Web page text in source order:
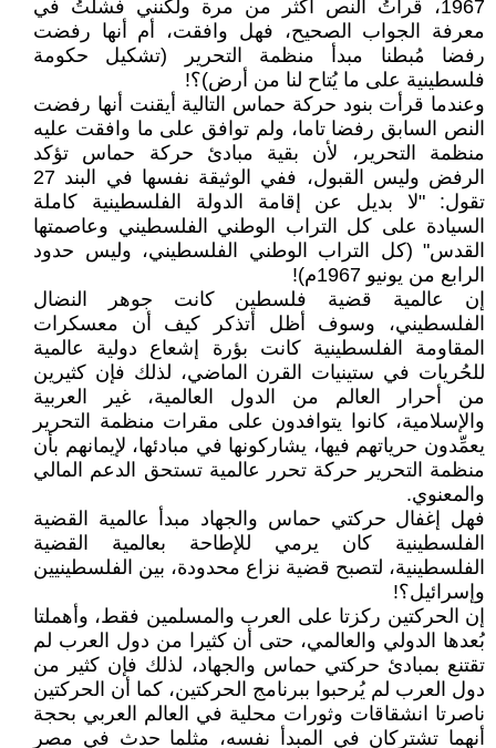
1967، قرأتُ النص أكثر من مرة ولكنني فشلتُ في
معرفة الجواب الصحيح، فهل وافقت، أم أنها رفضت
رفضا مُبطنا مبدأ منظمة التحرير (تشكيل حكومة
فلسطينية على ما يُتاح لنا من أرض)؟!
وعندما قرأت بنود حركة حماس التالية أيقنت أنها رفضت
النص السابق رفضا تاما، ولم توافق على ما وافقت عليه
منظمة التحرير، لأن بقية مبادئ حركة حماس تؤكد
الرفض وليس القبول، ففي الوثيقة نفسها في البند 27
تقول: "لا بديل عن إقامة الدولة الفلسطينية كاملة
السيادة على كل التراب الوطني الفلسطيني وعاصمتها
القدس" (كل التراب الوطني الفلسطيني، وليس حدود
الرابع من يونيو 1967م)!
إن عالمية قضية فلسطين كانت جوهر النضال
الفلسطيني، وسوف أظل أتذكر كيف أن معسكرات
المقاومة الفلسطينية كانت بؤرة إشعاع دولية عالمية
للحُريات في ستينيات القرن الماضي، لذلك فإن كثيرين
من أحرار العالم من الدول العالمية، غير العربية
والإسلامية، كانوا يتوافدون على مقرات منظمة التحرير
يعمِّدون حرياتهم فيها، يشاركونها في مبادئها، لإيمانهم بأن
منظمة التحرير حركة تحرر عالمية تستحق الدعم المالي
والمعنوي.
فهل إغفال حركتي حماس والجهاد مبدأ عالمية القضية
الفلسطينية كان يرمي للإطاحة بعالمية القضية
الفلسطينية، لتصبح قضية نزاع محدودة، بين الفلسطينيين
وإسرائيل؟!
إن الحركتين ركزتا على العرب والمسلمين فقط، وأهملتا
بُعدها الدولي والعالمي، حتى أن كثيرا من دول العرب لم
تقتنع بمبادئ حركتي حماس والجهاد، لذلك فإن كثير من
دول العرب لم يُرحبوا ببرنامج الحركتين، كما أن الحركتين
ناصرتا انشقاقات وثورات محلية في العالم العربي بحجة
أنهما تشتركان في المبدأ نفسه، مثلما حدث في مصر